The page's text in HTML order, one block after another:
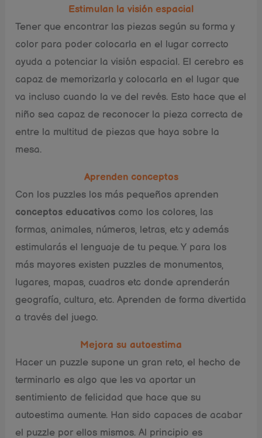
Estimulan la visión espacial
Tener que encontrar las piezas según su forma y
color para poder colocarla en el lugar correcto
ayuda a potenciar la visión espacial. El cerebro es
capaz de memorizarla y colocarla en el lugar que
va incluso cuando la ve del revés. Esto hace que el
niño sea capaz de reconocer la pieza correcta de
entre la multitud de piezas que haya sobre la
mesa.
Aprenden conceptos
Con los puzzles los más pequeños aprenden
conceptos educativos como los colores, las
formas, animales, números, letras, etc y además
estimularás el lenguaje de tu peque. Y para los
más mayores existen puzzles de monumentos,
lugares, mapas, cuadros etc donde aprenderán
geografía, cultura, etc. Aprenden de forma divertida
a través del juego.
Mejora su autoestima
Hacer un puzzle supone un gran reto, el hecho de
terminarlo es algo que les va aportar un
sentimiento de felicidad que hace que su
autoestima aumente. Han sido capaces de acabar
el puzzle por ellos mismos. Al principio es